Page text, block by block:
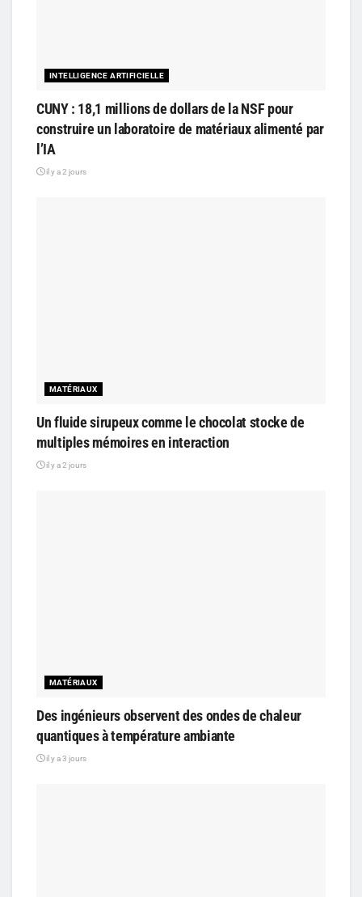
INTELLIGENCE ARTIFICIELLE
CUNY : 18,1 millions de dollars de la NSF pour
construire un laboratoire de matériaux alimenté par
l’IA
il y a 2 jours
MATÉRIAUX
Un fluide sirupeux comme le chocolat stocke de
multiples mémoires en interaction
il y a 2 jours
MATÉRIAUX
Des ingénieurs observent des ondes de chaleur
quantiques à température ambiante
il y a 3 jours